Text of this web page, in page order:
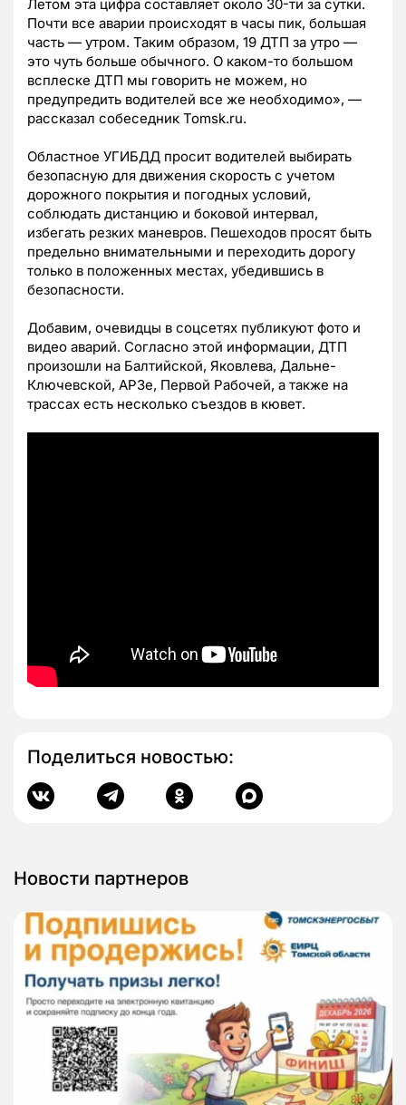
Летом эта цифра составляет около 30-ти за сутки.
Почти все аварии происходят в часы пик, большая
часть — утром. Таким образом, 19 ДТП за утро —
это чуть больше обычного. О каком-то большом
всплеске ДТП мы говорить не можем, но
предупредить водителей все же необходимо», —
рассказал собеседник Tomsk.ru.
Областное УГИБДД просит водителей выбирать
безопасную для движения скорость с учетом
дорожного покрытия и погодных условий,
соблюдать дистанцию и боковой интервал,
избегать резких маневров. Пешеходов просят быть
предельно внимательными и переходить дорогу
только в положенных местах, убедившись в
безопасности.
Добавим, очевидцы в соцсетях публикуют фото и
видео аварий. Согласно этой информации, ДТП
произошли на Балтийской, Яковлева, Дальне-
Ключевской, АРЗе, Первой Рабочей, а также на
трассах есть несколько съездов в кювет.
Поделиться новостью:
Новости партнеров